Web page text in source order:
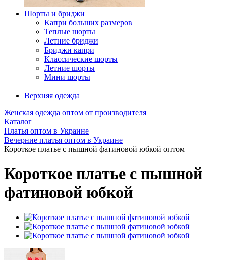
Шорты и бриджи
Капри больших размеров
Теплые шорты
Летние бриджи
Бриджи капри
Классические шорты
Летние шорты
Мини шорты
Верхняя одежда
Женская одежда оптом от производителя
Каталог
Платья оптом в Украине
Вечерние платья оптом в Украине
Короткое платье с пышной фатиновой юбкой оптом
Короткое платье с пышной
фатиновой юбкой